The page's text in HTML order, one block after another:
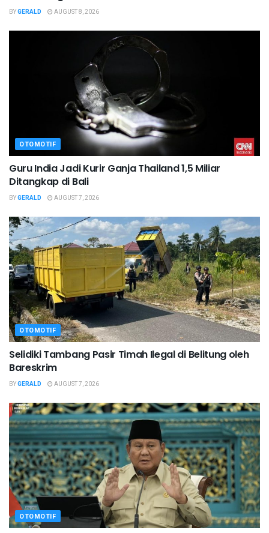
BYGERALD AUGUST 8, 2026
OTOMOTIF
Guru India Jadi Kurir Ganja Thailand 1,5 Miliar
Ditangkap di Bali
BYGERALD AUGUST 7, 2026
OTOMOTIF
Selidiki Tambang Pasir Timah Ilegal di Belitung oleh
Bareskrim
BYGERALD AUGUST 7, 2026
OTOMOTIF